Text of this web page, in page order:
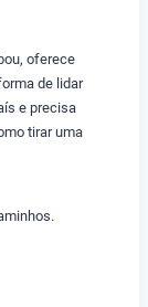
oferece
de lidar
e precisa
tirar uma